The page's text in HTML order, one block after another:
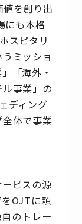
を創り出
にも本格
スピタリ
ミッショ
「海外・
事業」の
ディング
体で事業
ビスの源
OJTに頼
のトレー